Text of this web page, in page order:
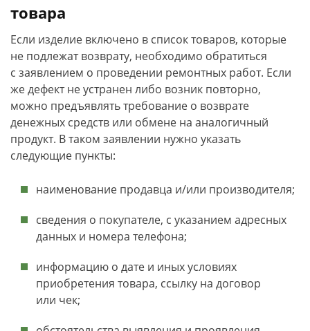
товара
Если изделие включено в список товаров, которые
не подлежат возврату, необходимо обратиться
с заявлением о проведении ремонтных работ. Если
же дефект не устранен либо возник повторно,
можно предъявлять требование о возврате
денежных средств или обмене на аналогичный
продукт. В таком заявлении нужно указать
следующие пункты:
наименование продавца и/или производителя;
сведения о покупателе, с указанием адресных
данных и номера телефона;
информацию о дате и иных условиях
приобретения товара, ссылку на договор
или чек;